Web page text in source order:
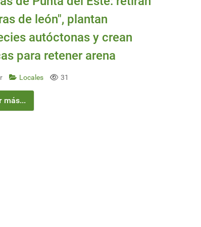
de león", plantan
autóctonas y crean
para retener arena
Locales 31
más...